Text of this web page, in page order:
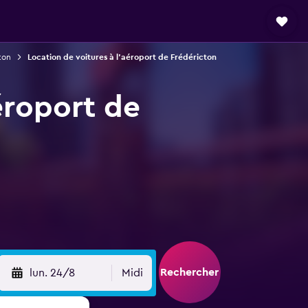
Location de voitures à l'aéroport de Frédéricton
de
lun. 24/8 Midi Rechercher